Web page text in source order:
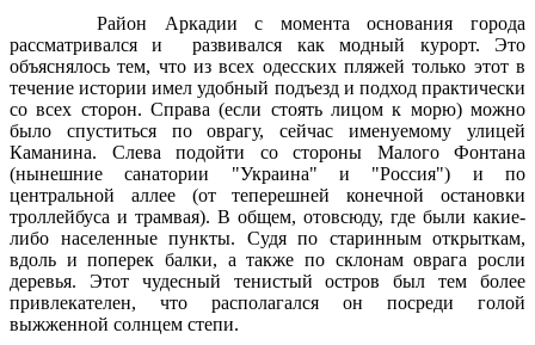
Район Аркадии с момента основания города
рассматривался и развивался как модный курорт. Это
объяснялось тем, что из всех одесских пляжей только этот в
течение истории имел удобный подъезд и подход практически
со всех сторон. Справа (если стоять лицом к морю) можно
было спуститься по оврагу, сейчас именуемому улицей
Каманина. Слева подойти со стороны Малого Фонтана
(нынешние санатории "Украина" и "Россия") и по
центральной аллее (от теперешней конечной остановки
троллейбуса и трамвая). В общем, отовсюду, где были какие-
либо населенные пункты. Судя по старинным открыткам,
вдоль и поперек балки, а также по склонам оврага росли
деревья. Этот чудесный тенистый остров был тем более
привлекателен, что располагался он посреди голой
выжженной солнцем степи.